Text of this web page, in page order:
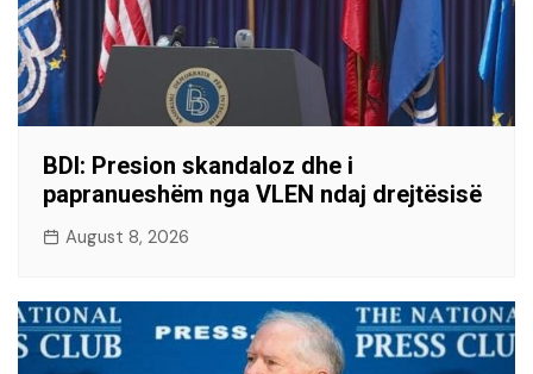
BDI: Presion skandaloz dhe i
papranueshëm nga VLEN ndaj drejtësisë
August 8, 2026